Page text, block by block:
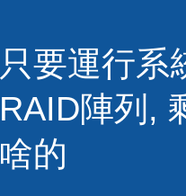
只要運行系
RAID陣列,
啥的